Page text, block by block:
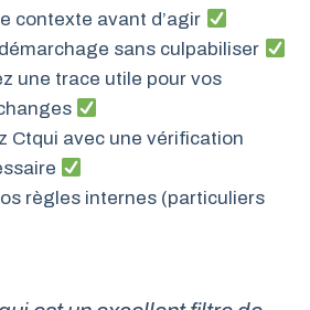
contexte avant d’agir
sans culpabiliser
une trace utile pour vos
Ctqui avec une vérification
règles internes (particuliers